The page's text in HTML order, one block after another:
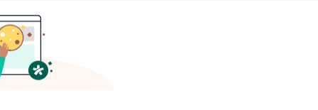
Sigortalar Görüşler (38)